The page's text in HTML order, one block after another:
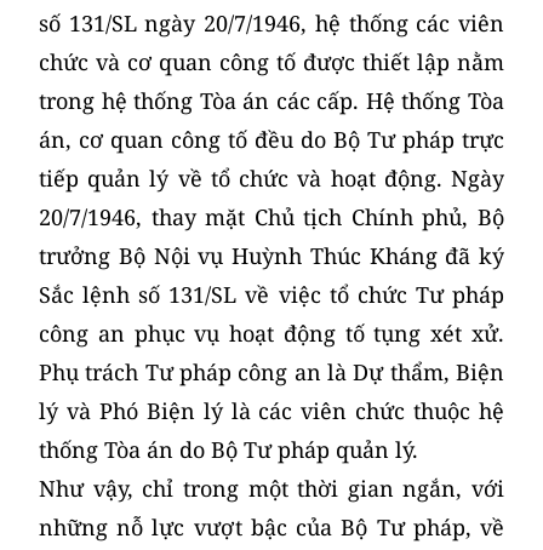
số 131/SL ngày 20/7/1946, hệ thống các viên
chức và cơ quan công tố được thiết lập nằm
trong hệ thống Tòa án các cấp. Hệ thống Tòa
án, cơ quan công tố đều do Bộ Tư pháp trực
tiếp quản lý về tổ chức và hoạt động. Ngày
20/7/1946, thay mặt Chủ tịch Chính phủ, Bộ
trưởng Bộ Nội vụ Huỳnh Thúc Kháng đã ký
Sắc lệnh số 131/SL về việc tổ chức Tư pháp
công an phục vụ hoạt động tố tụng xét xử.
Phụ trách Tư pháp công an là Dự thẩm, Biện
lý và Phó Biện lý là các viên chức thuộc hệ
thống Tòa án do Bộ Tư pháp quản lý.
Như vậy, chỉ trong một thời gian ngắn, với
những nỗ lực vượt bậc của Bộ Tư pháp, về